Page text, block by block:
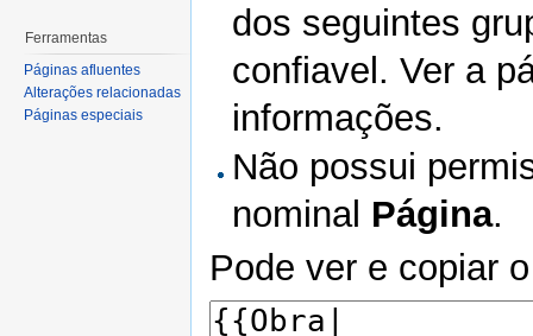
dos seguintes
confiavel. Ver a
informações.
Não possui
nominal Página.
Pode ver e copiar
Ferramentas
Páginas afluentes
Alterações relacionadas
Páginas especiais